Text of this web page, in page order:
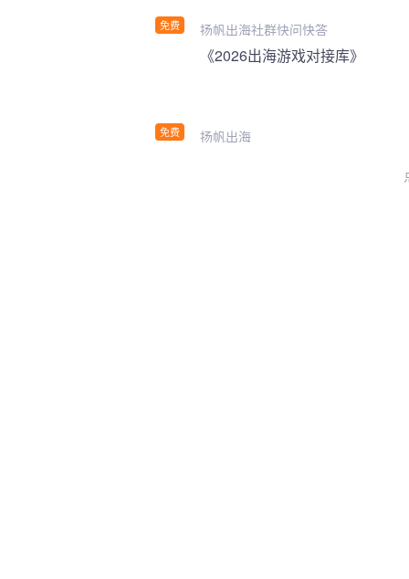
免费 扬帆出海社群快问快答
免费
《2026出海游戏对接库》
扬帆出海